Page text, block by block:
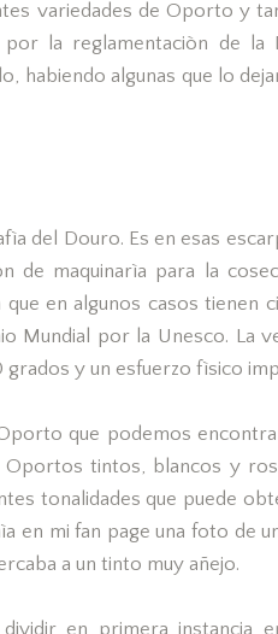
variedades de Oporto y
la reglamentaciòn de la
habiendo algunas que lo
del Douro. Es en esas
de maquinarìa para la
en algunos casos tienen
Mundial por la Unesco. La
y un esfuerzo fìsico
que podemos
tintos, blancos y
tonalidades que puede
en mi fan page una foto de
a un tinto muy añejo.
en primera instancia